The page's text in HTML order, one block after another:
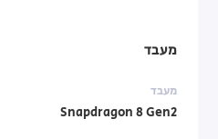
מעבד
מעבד
Snapdragon 8 Gen2